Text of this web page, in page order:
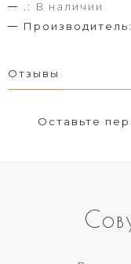
.:
В наличии
Производитель:
Отзывы
Оставьте